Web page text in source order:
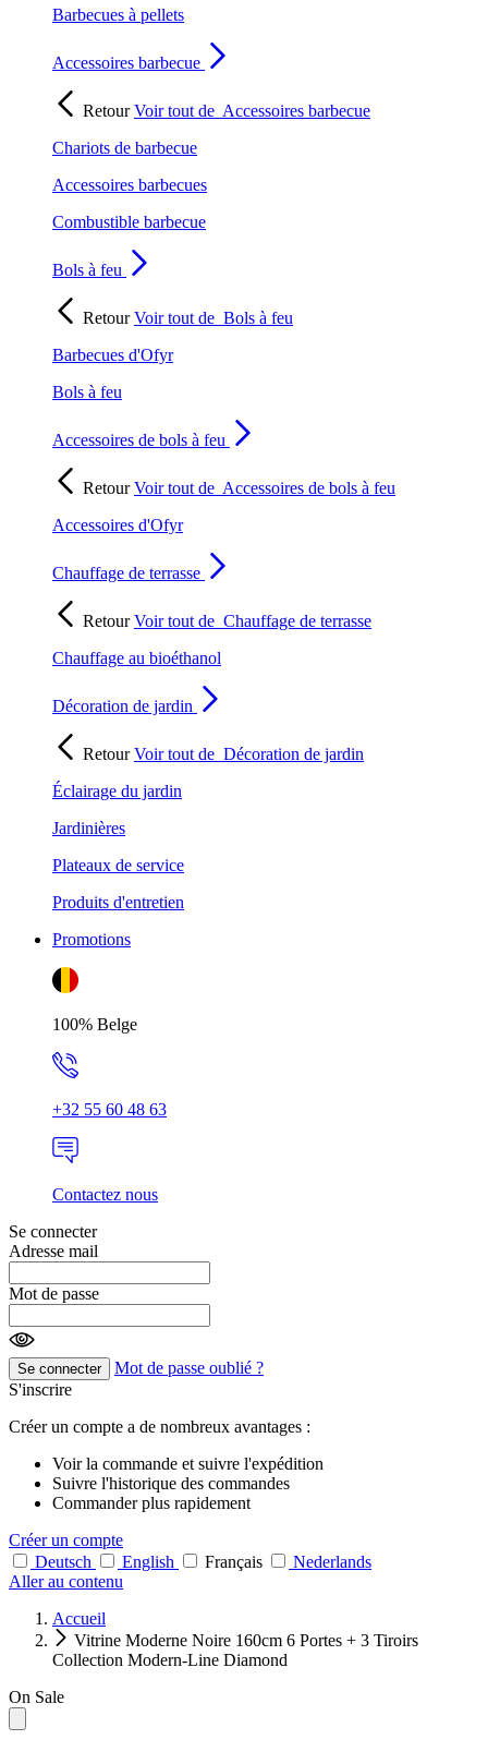
Barbecues à pellets
Accessoires barbecue
RetourVoir tout de Accessoires barbecue
Chariots de barbecue
Accessoires barbecues
Combustible barbecue
Bols à feu
RetourVoir tout de Bols à feu
Barbecues d'Ofyr
Bols à feu
Accessoires de bols à feu
RetourVoir tout de Accessoires de bols à feu
Accessoires d'Ofyr
Chauffage de terrasse
RetourVoir tout de Chauffage de terrasse
Chauffage au bioéthanol
Décoration de jardin
RetourVoir tout de Décoration de jardin
Éclairage du jardin
Jardinières
Plateaux de service
Produits d'entretien
Promotions
100% Belge
+32 55 60 48 63
Contactez nous
Se connecter
Adresse mail
Mot de passe
Se connecter
Mot de passe oublié ?
S'inscrire
Créer un compte a de nombreux avantages :
Voir la commande et suivre l'expédition
Suivre l'historique des commandes
Commander plus rapidement
Créer un compte
Deutsch
English Français
Nederlands
Aller au contenu
Accueil
Vitrine Moderne Noire 160cm 6 Portes + 3 Tiroirs
Collection Modern-Line Diamond
On Sale